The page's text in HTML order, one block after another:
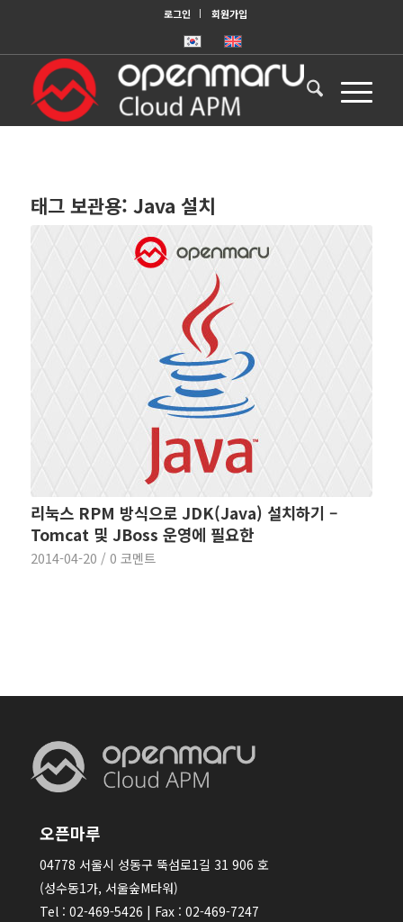
로그인 회원가입
태그 보관용: Java 설치
리눅스 RPM 방식으로 JDK(Java) 설치하기 –
Tomcat 및 JBoss 운영에 필요한
2014-04-20 / 0 코멘트
오픈마루
04778 서울시 성동구 뚝섬로1길 31 906 호
(성수동1가, 서울숲M타워)
Tel : 02-469-5426 | Fax : 02-469-7247